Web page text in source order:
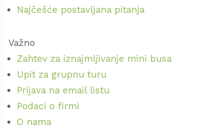
Najčešće postavljana pitanja
Važno
Zahtev za iznajmljivanje mini busa
Upit za grupnu turu
Prijava na email listu
Podaci o firmi
O nama